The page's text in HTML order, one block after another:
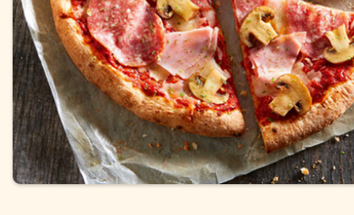
Fisch Pizzen und
Snacks
Schnelle Mahlzeiten Torten und
Brot und Brötchen